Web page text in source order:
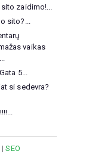
zaidimo!...
sito?...
vaikas
5...
si sedevra?
|SEO